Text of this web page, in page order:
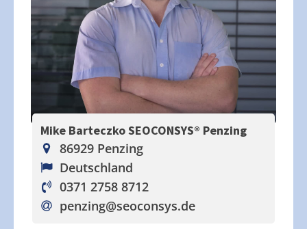
Mike Barteczko SEOCONSYS® Penzing
86929 Penzing
Deutschland
0371 2758 8712
penzing@seoconsys.de